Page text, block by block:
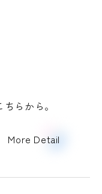
らから。
More Detail